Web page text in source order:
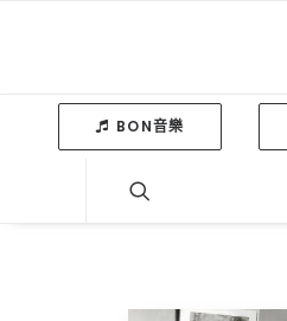
BON音樂